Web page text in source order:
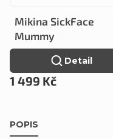
Mikina SickFace
Mummy
1 499 Kč
Detail
POPIS